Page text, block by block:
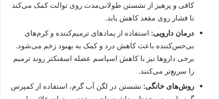
کافی و پرهیز از نشستن طولانی‌مدت روی توالت کمک می‌کند
تا فشار روی مقعد کاهش یابد.
درمان دارویی: استفاده از پمادهای ترمیم‌کننده و کرم‌های
بی‌حس‌کننده باعث کاهش درد و کمک به بهبود زخم می‌شود.
برخی داروها نیز با کاهش اسپاسم عضله اسفنکتر روند ترمیم
را سریع‌تر می‌کنند.
روش‌های خانگی: نشستن در لگن آب گرم، استفاده از کمپرس